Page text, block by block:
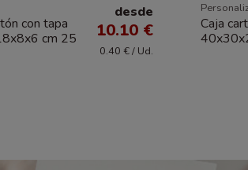
con tapa
cm 25
desde
10.10 €
0.40 € / Ud.
Caja